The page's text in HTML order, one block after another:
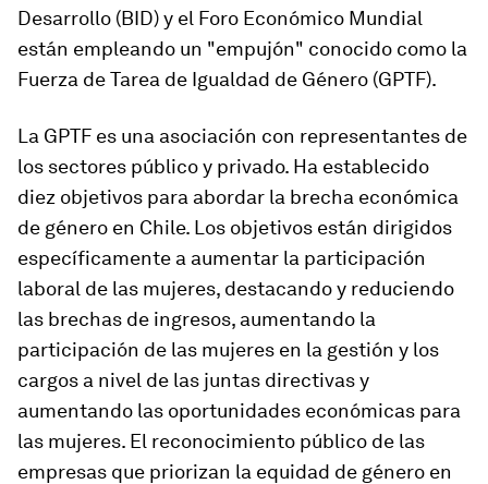
Desarrollo (BID) y el Foro Económico Mundial
están empleando un "empujón" conocido como la
Fuerza de Tarea de Igualdad de Género (GPTF).
La GPTF es una asociación con representantes de
los sectores público y privado. Ha establecido
diez objetivos para abordar la brecha económica
de género en Chile. Los objetivos están dirigidos
específicamente a aumentar la participación
laboral de las mujeres, destacando y reduciendo
las brechas de ingresos, aumentando la
participación de las mujeres en la gestión y los
cargos a nivel de las juntas directivas y
aumentando las oportunidades económicas para
las mujeres. El reconocimiento público de las
empresas que priorizan la equidad de género en